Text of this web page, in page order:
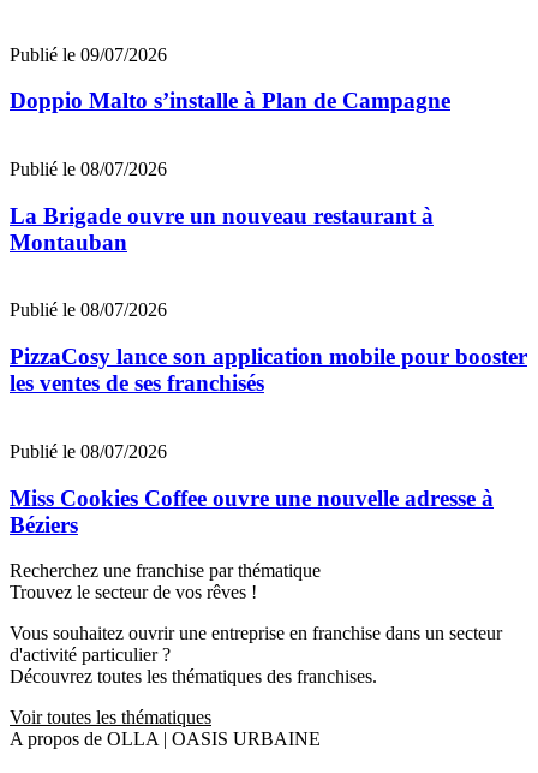
Publié le 09/07/2026
Doppio Malto s’installe à Plan de Campagne
Publié le 08/07/2026
La Brigade ouvre un nouveau restaurant à
Montauban
Publié le 08/07/2026
PizzaCosy lance son application mobile pour booster
les ventes de ses franchisés
Publié le 08/07/2026
Miss Cookies Coffee ouvre une nouvelle adresse à
Béziers
Recherchez une franchise par thématique
Trouvez le secteur de vos rêves !
Vous souhaitez ouvrir une entreprise en franchise dans un secteur
d'activité particulier ?
Découvrez toutes les thématiques des franchises.
Voir toutes les thématiques
A propos de OLLA | OASIS URBAINE